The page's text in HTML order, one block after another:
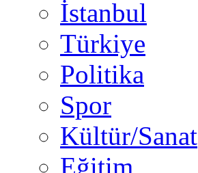
İstanbul
Türkiye
Politika
Spor
Kültür/Sanat
Eğitim